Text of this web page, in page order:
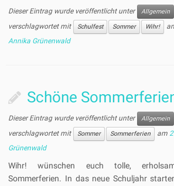
Dieser Eintrag wurde veröffentlicht unter Allgemein
verschlagwortet mit
Schulfest Sommer Wihr!
Annika Grünenwald
Schöne
Dieser Eintrag wurde veröffentlicht unter Allgemein
verschlagwortet mit
Sommer Sommerferien am
Grünenwald
Wihr! wünschen euch tolle,
Sommerferien. In das neue Schuljahr